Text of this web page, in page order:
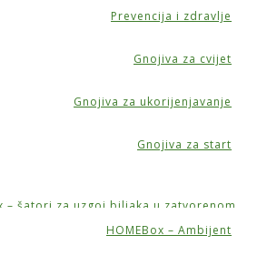
Prevencija i zdravlje
Gnojiva za cvijet
Gnojiva za ukorijenjavanje
Gnojiva za start
– šatori za uzgoj biljaka u zatvorenom
HOMEBox – Ambijent